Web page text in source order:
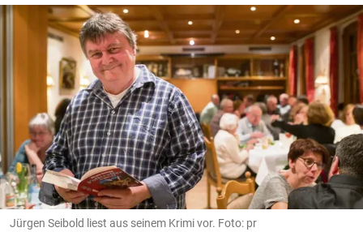
Jürgen Seibold liest aus seinem Krimi vor. Foto: pr